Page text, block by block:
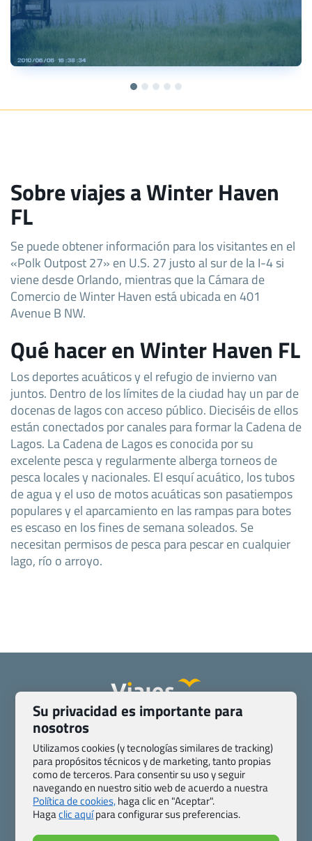
Sobre viajes a Winter Haven
FL
Se puede obtener información para los visitantes en el
«Polk Outpost 27» en U.S. 27 justo al sur de la I-4 si
viene desde Orlando, mientras que la Cámara de
Comercio de Winter Haven está ubicada en 401
Avenue B NW.
Qué hacer en Winter Haven FL
Los deportes acuáticos y el refugio de invierno van
juntos. Dentro de los límites de la ciudad hay un par de
docenas de lagos con acceso público. Dieciséis de ellos
están conectados por canales para formar la Cadena de
Lagos. La Cadena de Lagos es conocida por su
excelente pesca y regularmente alberga torneos de
pesca locales y nacionales. El esquí acuático, los tubos
de agua y el uso de motos acuáticas son pasatiempos
populares y el aparcamiento en las rampas para botes
es escaso en los fines de semana soleados. Se
necesitan permisos de pesca para pescar en cualquier
lago, río o arroyo.
Quienes somos
Pasaporte, Visado, Salud y otras disposiciones específicas
Blog de Viajes.com
Registro de agencias
Preguntas frecuentes
Condiciones generales
Política de privacidad y cookies
Transparencia
Todas las páginas – sitemap
Su privacidad es importante para
nosotros
Utilizamos cookies (y tecnologías similares de tracking)
para propósitos técnicos y de marketing, tanto propias
como de terceros. Para consentir su uso y seguir
navegando en nuestro sitio web de acuerdo a nuestra
Política de cookies,haga clic en "Aceptar".
Hagaclic aquípara configurar sus preferencias.